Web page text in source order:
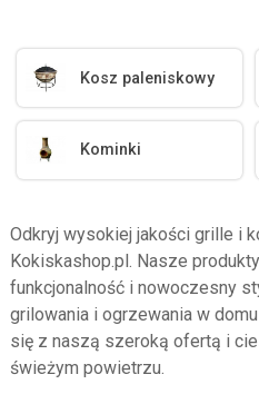
Kosz paleniskowy
Kominki
Odkryj wysokiej jakości grille i
Kokiskashop.pl. Nasze
funkcjonalność i nowoczesny
grilowania i ogrzewania w
się z naszą szeroką ofertą i
świeżym powietrzu.